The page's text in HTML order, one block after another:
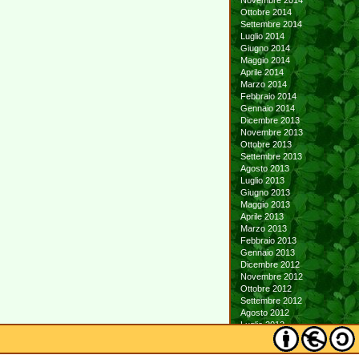
Ottobre 2014
Settembre 2014
Luglio 2014
Giugno 2014
Maggio 2014
Aprile 2014
Marzo 2014
Febbraio 2014
Gennaio 2014
Dicembre 2013
Novembre 2013
Ottobre 2013
Settembre 2013
Agosto 2013
Luglio 2013
Giugno 2013
Maggio 2013
Aprile 2013
Marzo 2013
Febbraio 2013
Gennaio 2013
Dicembre 2012
Novembre 2012
Ottobre 2012
Settembre 2012
Agosto 2012
Luglio 2012
Giugno 2012
Maggio 2012